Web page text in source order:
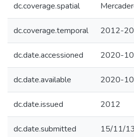
dc.coverage.spatial
dc.coverage.temporal 2012-
dc.date.accessioned 2020-
dc.date.available 2020-
dc.date.issued 2012
dc.date.submitted 15/11/13